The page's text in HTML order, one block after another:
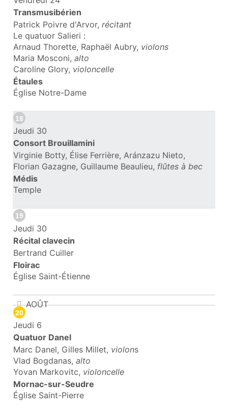
Transmusibérien
Patrick Poivre d'Arvor, récitant
Le quatuor Salieri :
Arnaud Thorette, Raphaël Aubry, violons
Maria Mosconi, alto
Caroline Glory, violoncelle
Étaules
Église Notre-Dame
18
Jeudi 30
Consort Brouillamini
Virginie Botty, Élise Ferrière, Aránzazu Nieto,
Florian Gazagne, Guillaume Beaulieu, flûtes à bec
Médis
Temple
19
Jeudi 30
Récital clavecin
Bertrand Cuiller
Floirac
Église Saint-Étienne
AOÛT
20
Jeudi 6
Quatuor Danel
Marc Danel, Gilles Millet, violons
Vlad Bogdanas, alto
Yovan Markovitc, violoncelle
Mornac-sur-Seudre
Église Saint-Pierre